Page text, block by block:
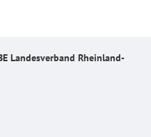
Landesverband Rheinland-